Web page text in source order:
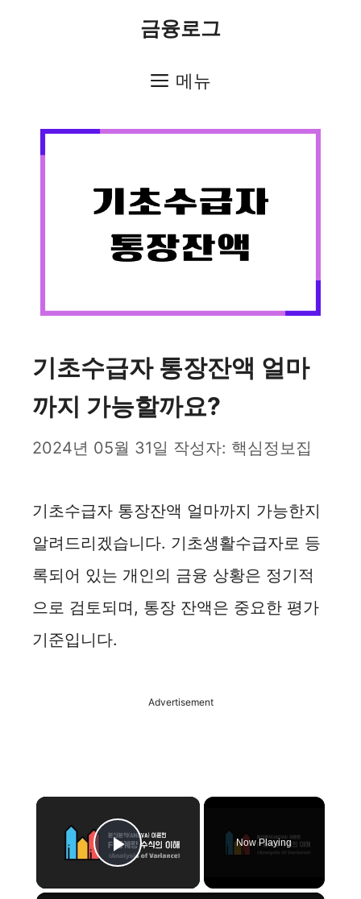
금융로그
메뉴
기초수급자 통장잔액 얼마
까지 가능할까요?
2024년 05월 31일 작성자: 핵심정보집
기초수급자 통장잔액 얼마까지 가능한지
알려드리겠습니다. 기초생활수급자로 등
록되어 있는 개인의 금융 상황은 정기적
으로 검토되며, 통장 잔액은 중요한 평가
기준입니다.
Advertisement
×
Play Video
Now Playing